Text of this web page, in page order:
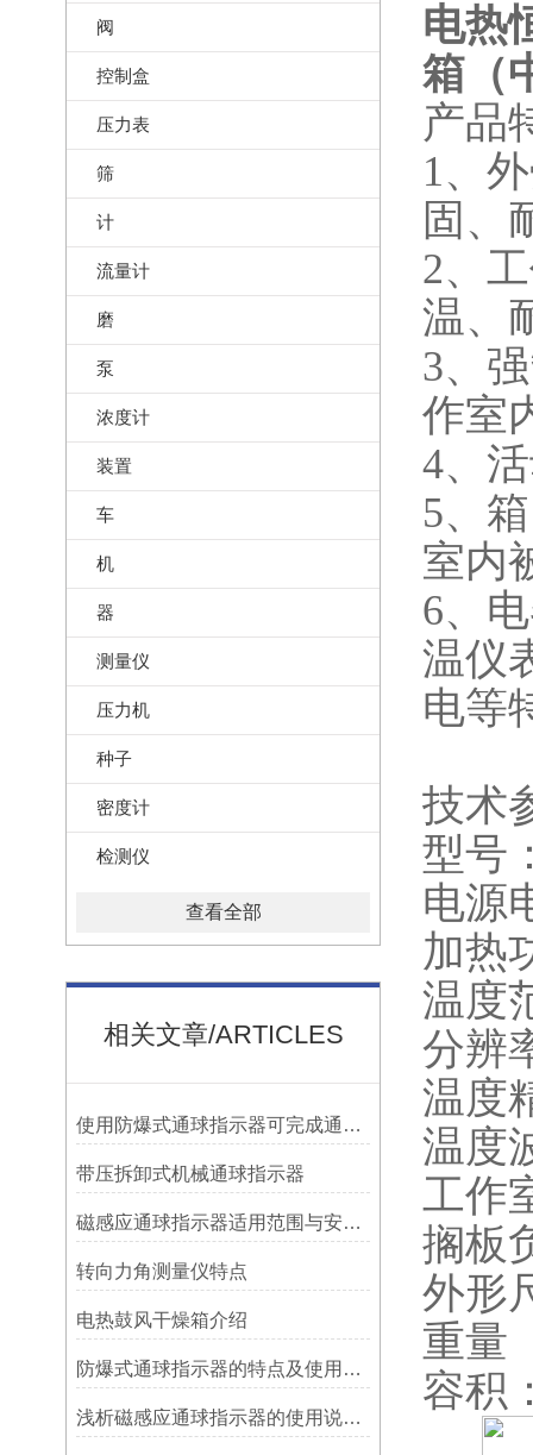
阀
控制盒
压力表
筛
计
流量计
磨
泵
浓度计
装置
车
机
器
测量仪
压力机
种子
密度计
检测仪
查看全部
相关文章/ARTICLES
使用防爆式通球指示器可完成通球指示功能
带压拆卸式机械通球指示器
磁感应通球指示器适用范围与安装方法
转向力角测量仪特点
电热鼓风干燥箱介绍
防爆式通球指示器的特点及使用方法
浅析磁感应通球指示器的使用说明及特点
电热
箱（
产品
1、
固、
2、
温、
3、
作室
4、
5、
室内
6、
温仪
电等
技术
型号
电源
加热
温度
分辨
温度
温度
工作
搁板
外形
重量
容积